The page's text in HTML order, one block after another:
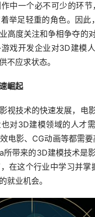
中一个必不可少的环
举足轻重的角色。因此
高度关注和争相争夺的
戏开发企业对3D建模
不应求状态。
崛起
视技术的快速发展，电影
对3D建模领域的人才
电影、CG动画等都需
所带来的3D建模技术是
在这个行业中学习并掌
就业机会。